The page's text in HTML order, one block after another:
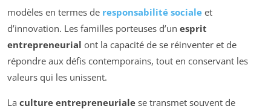
modèles en termes de responsabilité sociale et
d’innovation. Les familles porteuses d’un esprit
entrepreneurial ont la capacité de se réinventer et de
répondre aux défis contemporains, tout en conservant les
valeurs qui les unissent.
La culture entrepreneuriale se transmet souvent de